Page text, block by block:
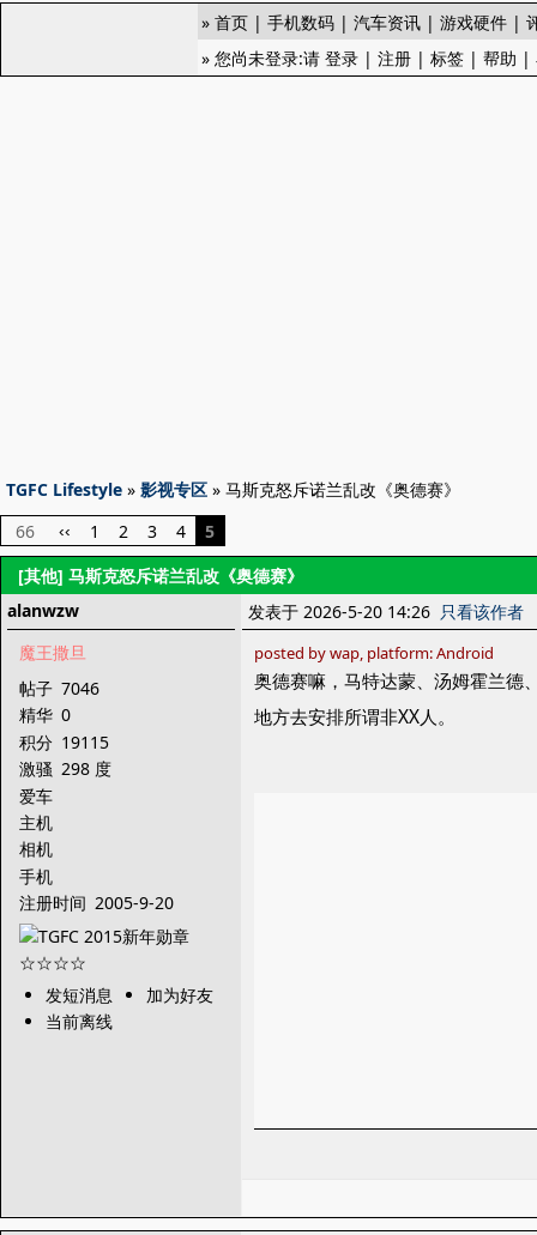
» 首页 | 手机数码 | 汽车资讯 | 游戏硬件 |
» 您尚未登录:请 登录 | 注册 | 标签 | 帮助 |
TGFC Lifestyle » 影视专区 » 马斯克怒斥诺兰乱改《奥德赛》
66
‹‹ 1 2 3 4
5
[其他] 马斯克怒斥诺兰乱改《奥德赛》
alanwzw
魔王撒旦
帖子 7046
精华 0
积分 19115
激骚 298 度
爱车
主机
相机
手机
注册时间 2005-9-20
发短消息
加为好友
当前离线
发表于 2026-5-20 14:26 只看该作者
posted by wap, platform: Android
奥德赛嘛，马特达蒙、汤姆霍兰德
地方去安排所谓非XX人。